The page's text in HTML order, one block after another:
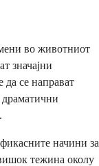
во животниот
значајни
се направат
начини за
тежина околу